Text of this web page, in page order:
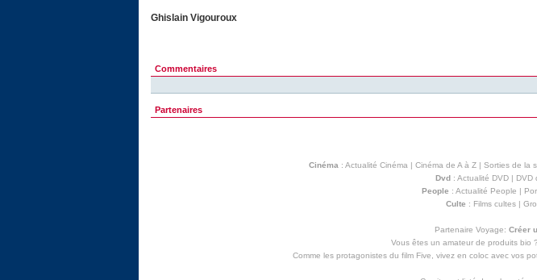
Ghislain Vigouroux
Commentaires
Partenaires
Cinéma : Actualité Cinéma | Cinéma de A à Z| Sorties de la
Dvd: Actualité DVD| DVD
People : Actualité People |
Culte : Films cultes |
Partenaire Voyage: Créer
Vous êtes un amateur de produits bio
Comme les protagonistes du film Five, vivez en coloc avec vos